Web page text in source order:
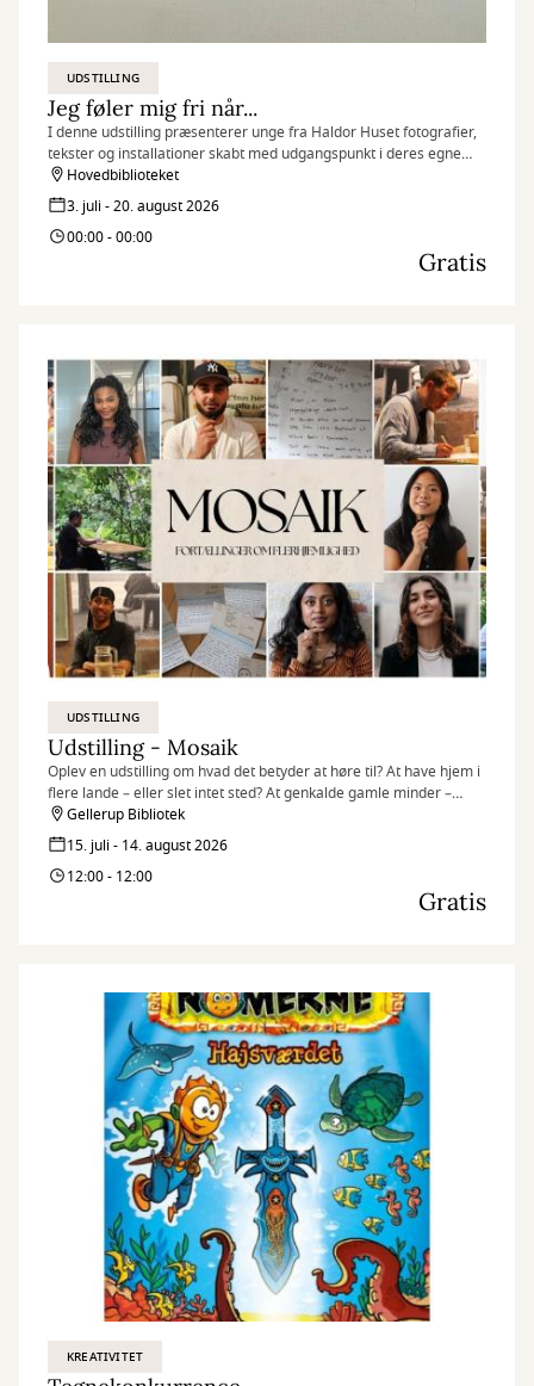
UDSTILLING
Jeg føler mig fri når...
I denne udstilling præsenterer unge fra Haldor Huset fotografier,
tekster og installationer skabt med udgangspunkt i deres egne
erfaringer, drømme og perspektiver.
Hovedbiblioteket
3. juli - 20. august 2026
00:00 - 00:00
Gratis
UDSTILLING
Udstilling - Mosaik
Oplev en udstilling om hvad det betyder at høre til? At have hjem i
flere lande – eller slet intet sted? At genkalde gamle minder –
egne som overleverede? At være en del af fællesskabet – og
alligevel stå ud fra mængden?
Gellerup Bibliotek
15. juli - 14. august 2026
12:00 - 12:00
Gratis
KREATIVITET